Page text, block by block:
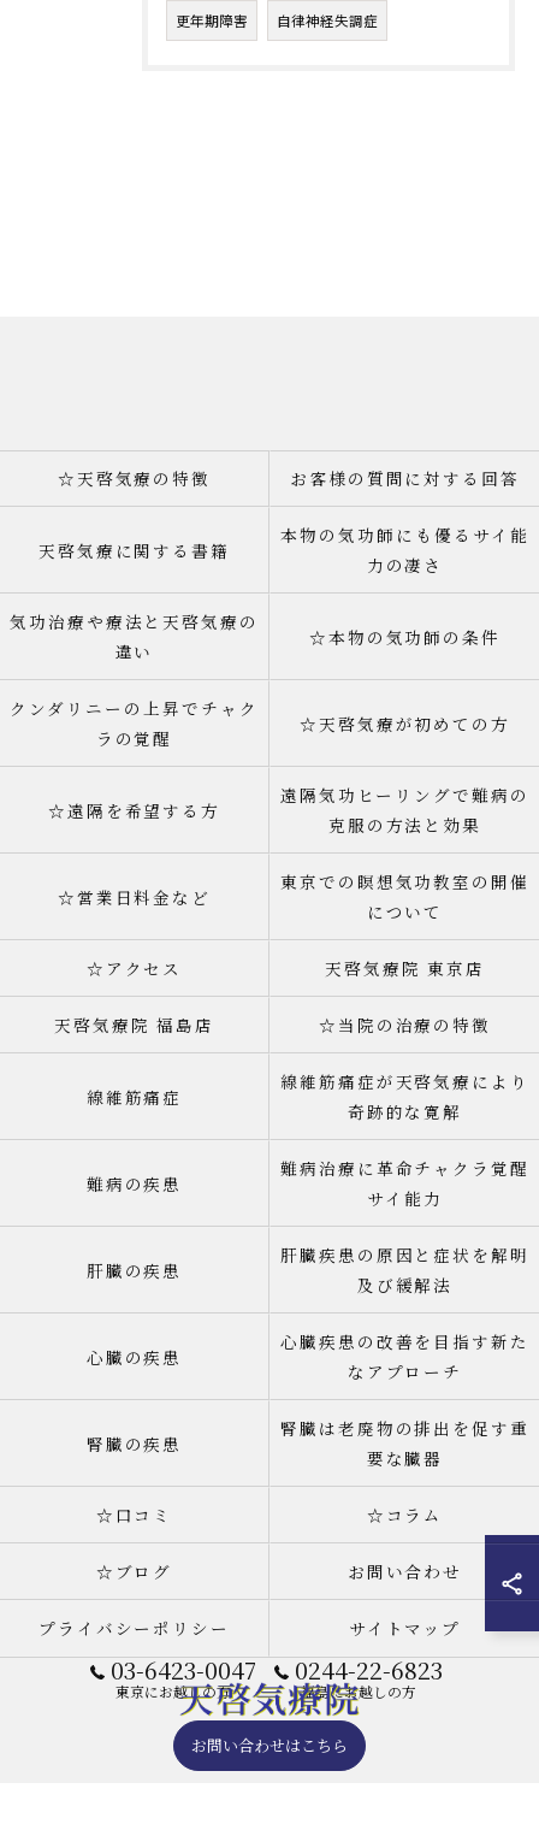
更年期障害 自律神経失調症
03-6423-0047
東京にお越しの方
0244-22-6823
福島にお越しの方
お問い合わせはこちら
☆天啓気療の特徴 お客様の質問に対する回答
天啓気療に関する書籍
本物の気功師にも優るサイ能
力の凄さ
気功治療や療法と天啓気療の
違い
☆本物の気功師の条件
クンダリニーの上昇でチャク
ラの覚醒
☆天啓気療が初めての方
☆遠隔を希望する方
遠隔気功ヒーリングで難病の
克服の方法と効果
☆営業日料金など
東京での瞑想気功教室の開催
について
☆アクセス 天啓気療院 東京店
天啓気療院 福島店 ☆当院の治療の特徴
線維筋痛症
線維筋痛症が天啓気療により
奇跡的な寛解
難病の疾患
難病治療に革命チャクラ覚醒
サイ能力
肝臓の疾患
肝臓疾患の原因と症状を解明
及び緩解法
心臓の疾患
心臓疾患の改善を目指す新た
なアプローチ
腎臓の疾患
腎臓は老廃物の排出を促す重
要な臓器
☆口コミ ☆コラム
☆ブログ お問い合わせ
プライバシーポリシー サイトマップ
© 2026 天啓気療院(天啓気功療法治療院) 東京店 ALL RIGHTS RESERVED.